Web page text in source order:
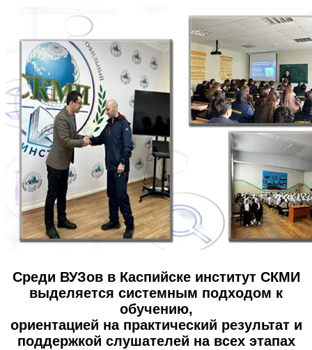
Среди ВУЗов в Каспийске институт СКМИ
выделяется системным подходом к
обучению,
ориентацией на практический результат и
поддержкой слушателей на всех этапах